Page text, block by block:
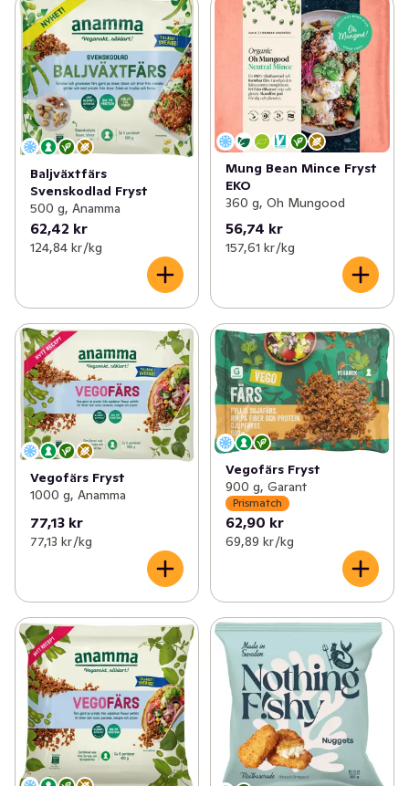
Baljväxtfärs
Svenskodlad Fryst
500 g, Anamma
62,42 kr
124,84 kr /kg
Mung Bean Mince Fryst
EKO
360 g, Oh Mungood
56,74 kr
157,61 kr /kg
Vegofärs Fryst
1000 g, Anamma
77,13 kr
77,13 kr /kg
Vegofärs Fryst
900 g, Garant
Prismatch
62,90 kr
69,89 kr /kg